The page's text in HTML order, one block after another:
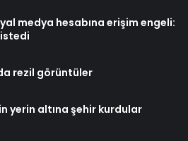
medya hesabına erişim engeli:
istedi
rezil görüntüler
yerin altına şehir kurdular